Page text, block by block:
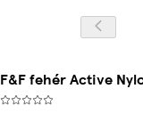
F&F fehér Active